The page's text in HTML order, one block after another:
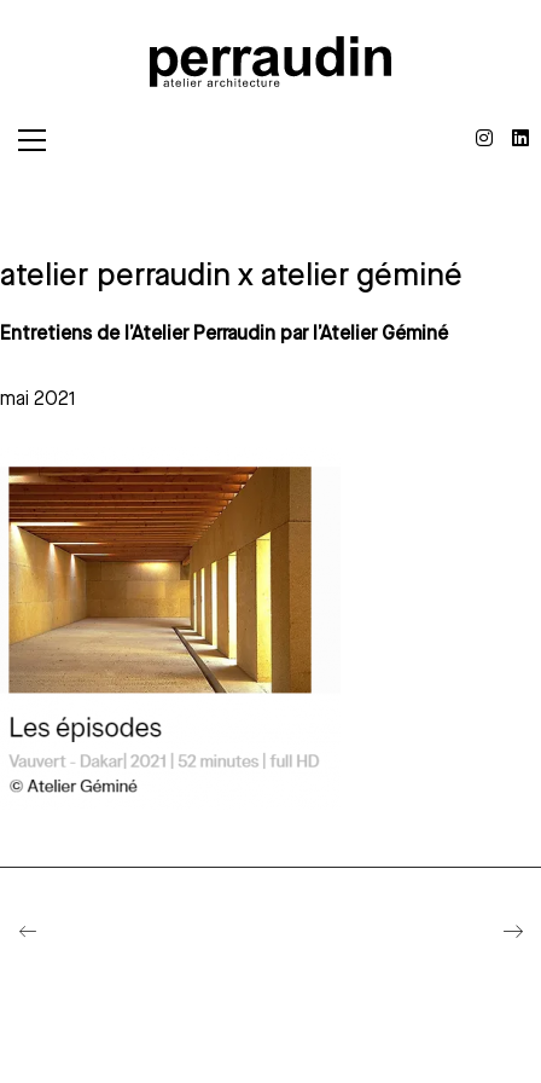
atelier perraudin x atelier géminé
Entretiens de l’Atelier Perraudin par l’Atelier Géminé
mai 2021